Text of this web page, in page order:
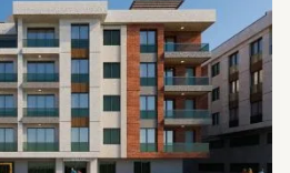
اللازمة للسكان.
جميع هذه الشقق قيد الإنشاء الآن.
هو 2024.
فقط دفعة أولى والباقي على 24 شهر.